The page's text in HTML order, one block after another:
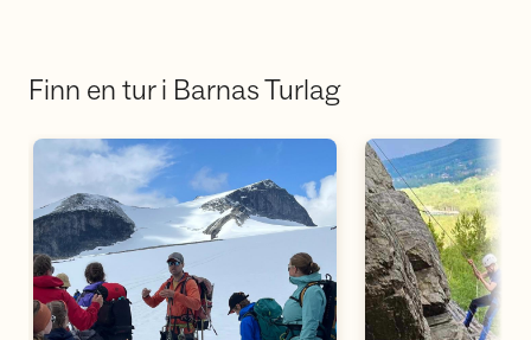
Finn en tur i Barnas Turlag